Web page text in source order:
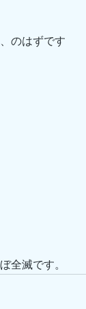
のはずです
全滅です。